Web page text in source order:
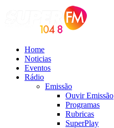
Home
Noticias
Eventos
Rádio
Emissão
Ouvir Emissão
Programas
Rubricas
SuperPlay